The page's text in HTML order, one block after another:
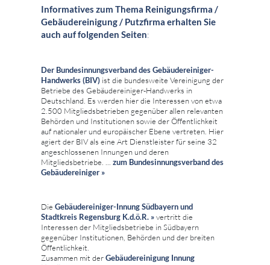
Informatives zum Thema Reinigungsfirma /
Gebäudereinigung / Putzfirma erhalten Sie
auch auf folgenden Seiten:
Der Bundesinnungsverband des Gebäudereiniger-
Handwerks (BIV) ist die bundesweite Vereinigung der
Betriebe des Gebäudereiniger-Handwerks in
Deutschland. Es werden hier die Interessen von etwa
2.500 Mitgliedsbetrieben gegenüber allen relevanten
Behörden und Institutionen sowie der Öffentlichkeit
auf nationaler und europäischer Ebene vertreten. Hier
agiert der BIV als eine Art Dienstleister für seine 32
angeschlossenen Innungen und deren
Mitgliedsbetriebe. ... zum Bundesinnungsverband des
Gebäudereiniger »
Die Gebäudereiniger-Innung Südbayern und
Stadtkreis Regensburg K.d.ö.R. »vertritt die
Interessen der Mitgliedsbetriebe in Südbayern
gegenüber Institutionen, Behörden und der breiten
Öffentlichkeit.
Zusammen mit derGebäudereinigung Innung